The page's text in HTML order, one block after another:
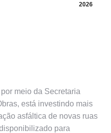
2026
meio da Secretaria
está investindo mais
asfáltica de novas ruas
para